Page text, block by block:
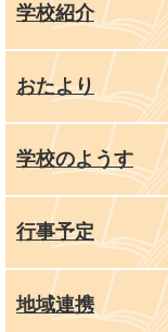
学校紹介
おたより
学校のようす
行事予定
地域連携